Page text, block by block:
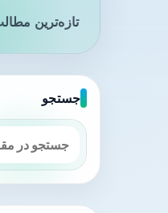
تازه‌ترین
جستجو